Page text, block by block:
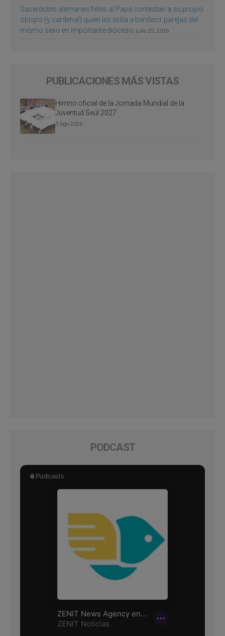
Sacerdotes alemanes fieles al Papa contestan a su propio
obispo (y cardenal) quien les orilla a bendecir parejas del
mismo sexo en importante diócesis julio 25, 2026
PUBLICACIONES MÁS VISTAS
Himno oficial de la Jornada Mundial de la
Juventud Seúl 2027
3 Ago 2026
PODCAST